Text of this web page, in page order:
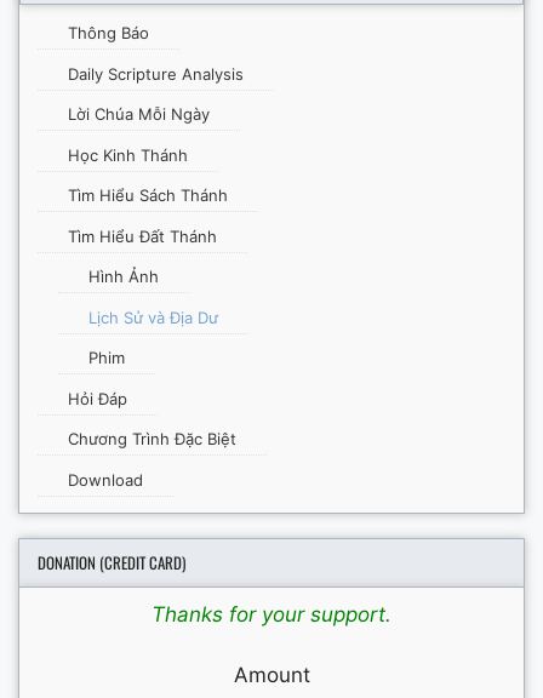
Thông Báo
Daily Scripture Analysis
Lời Chúa Mỗi Ngày
Học Kinh Thánh
Tìm Hiểu Sách Thánh
Tìm Hiểu Đất Thánh
Hình Ảnh
Lịch Sử và Địa Dư
Phim
Hỏi Đáp
Chương Trình Đặc Biệt
Download
DONATION (CREDIT CARD)
Thanks for your support.
Amount